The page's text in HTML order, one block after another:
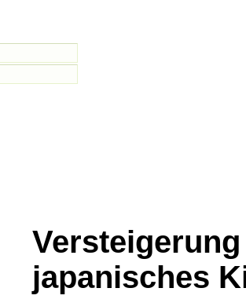
japanisches